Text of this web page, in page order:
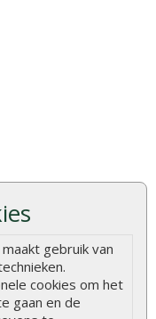
maakt gebruik van
cookies om het
gaan en de